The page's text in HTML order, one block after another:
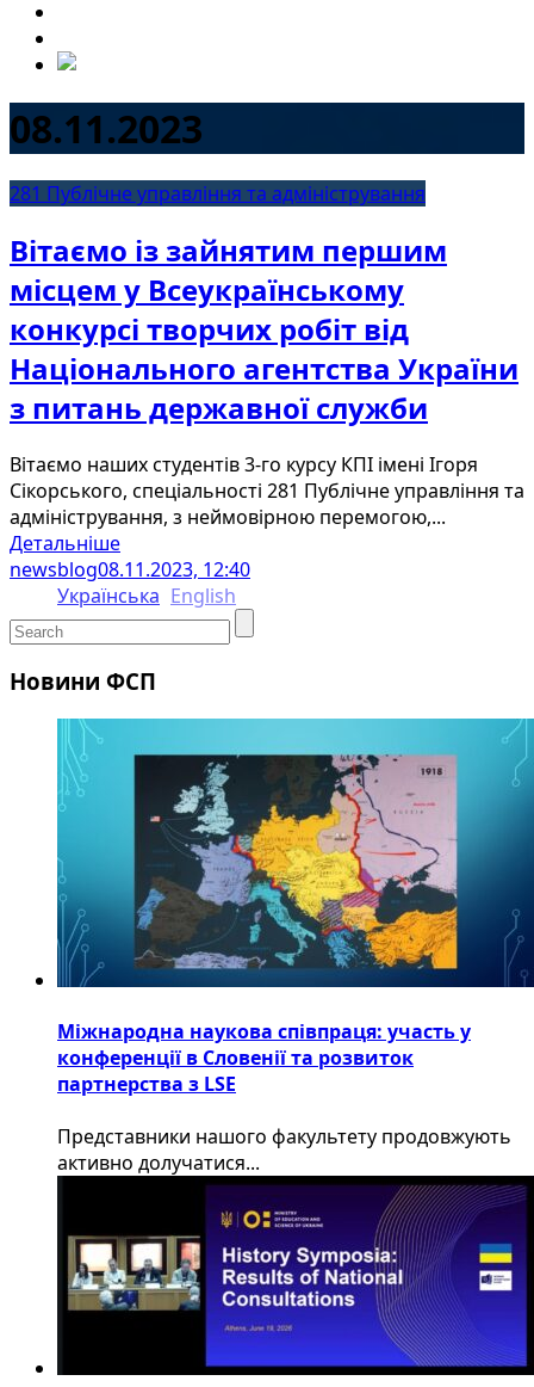
08.11.2023
281 Публічне управління та адміністрування
Вітаємо із зайнятим першим
місцем у Всеукраїнському
конкурсі творчих робіт від
Національного агентства України
з питань державної служби
Вітаємо наших студентів 3-го курсу КПІ імені Ігоря
Сікорського, спеціальності 281 Публічне управління та
адміністрування, з неймовірною перемогою,...
Детальніше
newsblog08.11.2023, 12:40
Українська English
Новини ФСП
Міжнародна наукова співпраця: участь у
конференції в Словенії та розвиток
партнерства з LSE
​Представники нашого факультету продовжують
активно долучатися...